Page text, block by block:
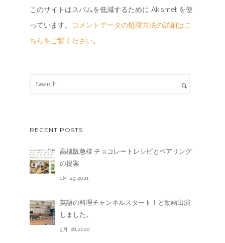
このサイトはスパムを低減するために Akismet を使
っています。
コメントデータの処理方法の詳細はこ
ちらをご覧ください。
RECENT POSTS
高槻阪急様 チョコレートレシピとペアリング
の提案
1月 29,2021
英語の料理チャンネルスタート！と動画出演
しました。
9月 28,2020